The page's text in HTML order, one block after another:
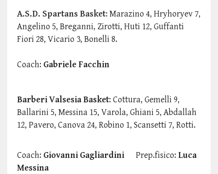
A.S.D. Spartans Basket: Marazino 4, Hryhoryev 7,
Angelino 5, Breganni, Zirotti, Huti 12, Guffanti
Fiori 28, Vicario 3, Bonelli 8.
Coach: Gabriele Facchin
Barberi Valsesia Basket: Cottura, Gemelli 9,
Ballarini 5, Messina 15, Varola, Ghiani 5, Abdallah
12, Pavero, Canova 24, Robino 1, Scansetti 7, Rotti.
Coach: Giovanni Gagliardini Prep.fisico: Luca
Messina